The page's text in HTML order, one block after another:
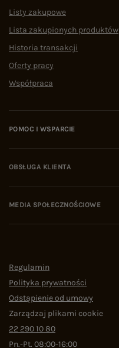
Listy zakupowe
Lista zakupionych produktów
Historia transakcji
Oferty pracy
Współpraca
POMOC I WSPARCIE
OBSŁUGA KLIENTA
MEDIA SPOŁECZNOŚCIOWE
Regulamin
Polityka prywatności
Odstąpienie od umowy
Zarządzaj plikami cookie
22 290 10 80
Pn.-Pt. 08:00-16:00